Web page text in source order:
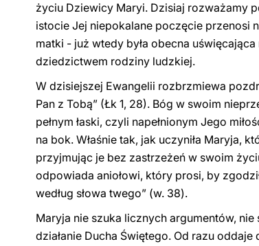
życiu Dziewicy Maryi. Dzisiaj rozważamy
istocie Jej niepokalane poczęcie przenosi
matki - już wtedy była obecna
dziedzictwem rodziny ludzkiej.
W dzisiejszej Ewangelii rozbrzmiewa
Pan z Tobą” (Łk 1, 28). Bóg w swoim
pełnym łaski, czyli napełnionym Jego
na bok. Właśnie tak, jak uczyniła Maryja,
przyjmując je bez zastrzeżeń w swoim
odpowiada aniołowi, który prosi, by
według słowa twego” (w. 38).
Maryja nie szuka licznych argumentów,
działanie Ducha Świętego. Od razu